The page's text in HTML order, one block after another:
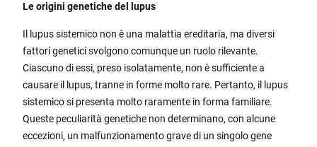
Le origini genetiche del lupus
Il lupus sistemico non è una malattia ereditaria, ma diversi
fattori genetici svolgono comunque un ruolo rilevante.
Ciascuno di essi, preso isolatamente, non è sufficiente a
causare il lupus, tranne in forme molto rare. Pertanto, il lupus
sistemico si presenta molto raramente in forma familiare.
Queste peculiarità genetiche non determinano, con alcune
eccezioni, un malfunzionamento grave di un singolo gene